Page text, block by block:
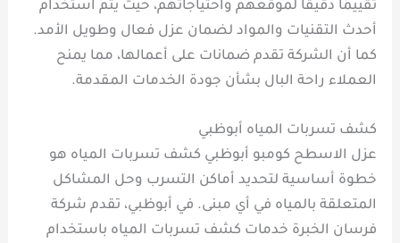
تقييمًا دقيقًا لموقعهم واحتياجاتهم، حيث يتم استخدام
أحدث التقنيات والمواد لضمان عزل فعال وطويل الأمد.
كما أن الشركة تقدم ضمانات على أعمالها، مما يمنح
العملاء راحة البال بشأن جودة الخدمات المقدمة.
كشف تسربات المياه أبوظبي
عزل الاسطح كومبو أبوظبي كشف تسربات المياه هو
خطوة أساسية لتحديد أماكن التسرب وحل المشاكل
المتعلقة بالمياه في أي مبنى. في أبوظبي، تقدم شركة
فرسان الخبرة خدمات كشف تسربات المياه باستخدام